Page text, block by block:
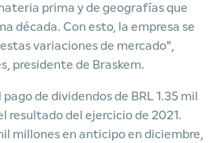
prima y de geografías que
década. Con esto, la empresa se
variaciones de mercado",
presidente de Braskem.
de dividendos de BRL 1.35 mil
resultado del ejercicio de 2021.
millones en anticipo en diciembre,